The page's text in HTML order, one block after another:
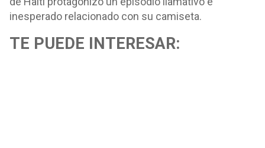
inesperado relacionado con su camiseta.
TE PUEDE INTERESAR: